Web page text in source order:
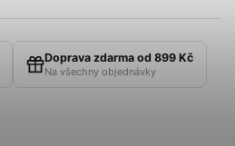
Doprava zdarma od 899 Kč
Na všechny objednávky